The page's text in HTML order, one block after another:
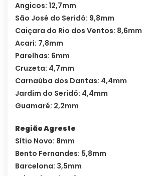
Angicos: 12,7mm
São José do Seridó: 9,8mm
Caiçara do Rio dos Ventos: 8,6mm
Acari: 7,8mm
Parelhas: 6mm
Cruzeta: 4,7mm
Carnaúba dos Dantas: 4,4mm
Jardim do Seridó: 4,4mm
Guamaré: 2,2mm
Região Agreste
Sítio Novo: 8mm
Bento Fernandes: 5,8mm
Barcelona: 3,5mm